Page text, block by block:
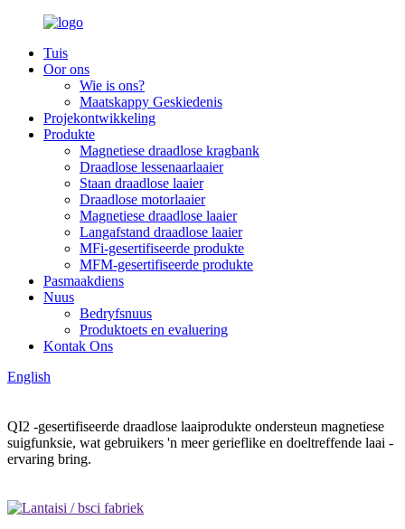
Tuis
Oor ons
Wie is ons?
Maatskappy Geskiedenis
Projekontwikkeling
Produkte
Magnetiese draadlose kragbank
Draadlose lessenaarlaaier
Staan draadlose laaier
Draadlose motorlaaier
Magnetiese draadlose laaier
Langafstand draadlose laaier
MFi-gesertifiseerde produkte
MFM-gesertifiseerde produkte
Pasmaakdiens
Nuus
Bedryfsnuus
Produktoets en evaluering
Kontak Ons
English
QI2 -gesertifiseerde draadlose laaiprodukte ondersteun magnetiese
suigfunksie, wat gebruikers 'n meer gerieflike en doeltreffende laai -
ervaring bring.